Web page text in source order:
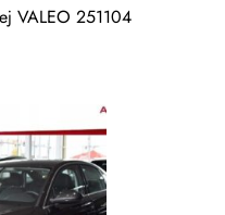
VALEO 251104